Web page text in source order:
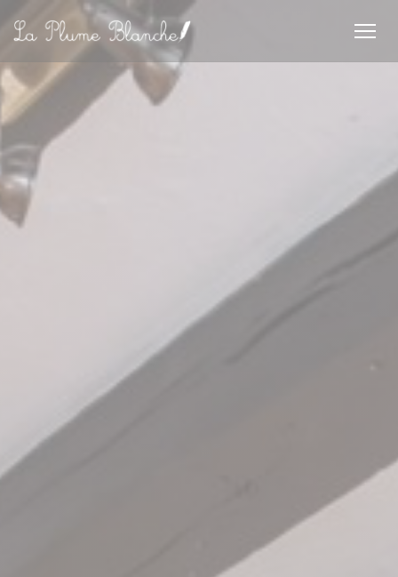
Personalizzazione delle tue scelte sui cookie